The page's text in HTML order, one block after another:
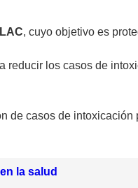
, cuyo objetivo es
reducir los casos de
de casos de
la salud